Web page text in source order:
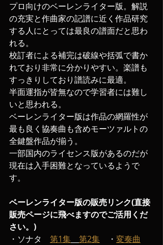
プロ向けのベーレンライター版。解説
の充実と作曲家の記譜に近く作品研究
する人にとっては最良の譜面だと思わ
れる。
校訂者による補完は破線や括弧で書か
れており非常に分かりやすい。楽譜も
すっきりしており譜読みに最適。
半面運指が皆無なので学習者には難し
いと思われる。
ベーレンライター版は作品の網羅性が
最も良く協奏曲も含めモーツァルトの
全鍵盤作品が揃う。
一部国内のライセンス版があるのだが
現在は入手困難となっているようで
す。
ベーレンライター版の販売リンク(直接
販売ページに飛べますのでご活用くだ
さい。)
・ソナタ 第1集 第2集 ・ 変奏曲